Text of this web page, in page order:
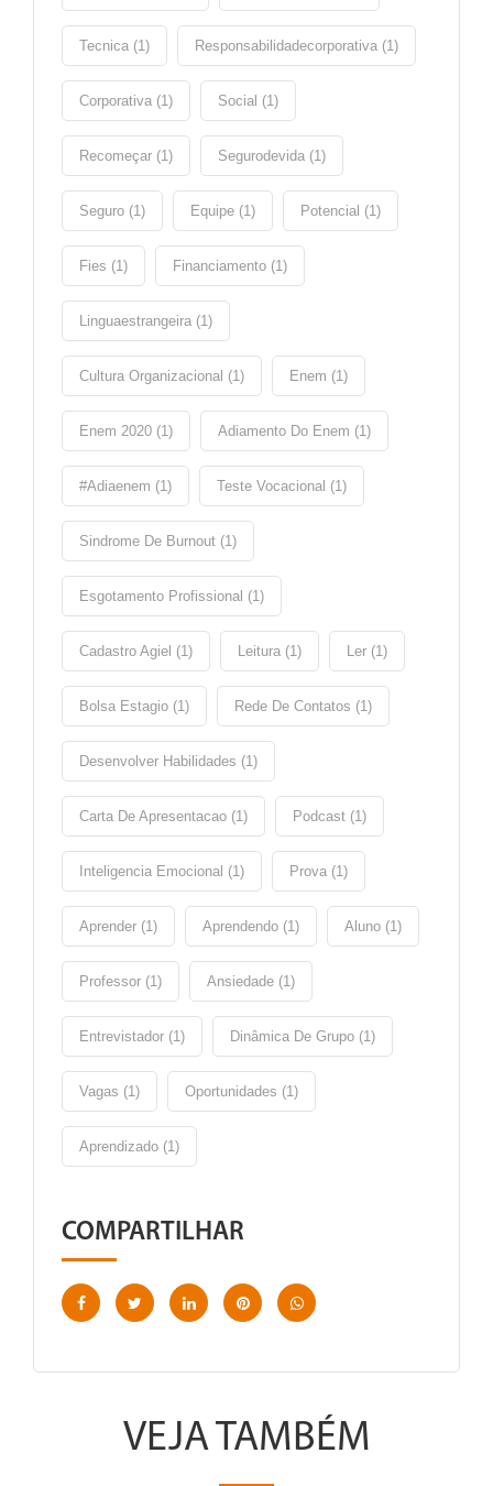
Tecnica (1) Responsabilidadecorporativa (1)
Corporativa (1) Social (1)
Recomeçar (1) Segurodevida (1)
Seguro (1) Equipe (1) Potencial (1)
Fies (1) Financiamento (1)
Linguaestrangeira (1)
Cultura Organizacional (1) Enem (1)
Enem 2020 (1) Adiamento Do Enem (1)
#adiaenem (1) Teste Vocacional (1)
Sindrome De Burnout (1)
Esgotamento Profissional (1)
Cadastro Agiel (1) Leitura (1) Ler (1)
Bolsa Estagio (1) Rede De Contatos (1)
Desenvolver Habilidades (1)
Carta De Apresentacao (1) Podcast (1)
Inteligencia Emocional (1) Prova (1)
Aprender (1) Aprendendo (1) Aluno (1)
Professor (1) Ansiedade (1)
Entrevistador (1) Dinâmica De Grupo (1)
Vagas (1) Oportunidades (1)
Aprendizado (1)
COMPARTILHAR
VEJA TAMBÉM